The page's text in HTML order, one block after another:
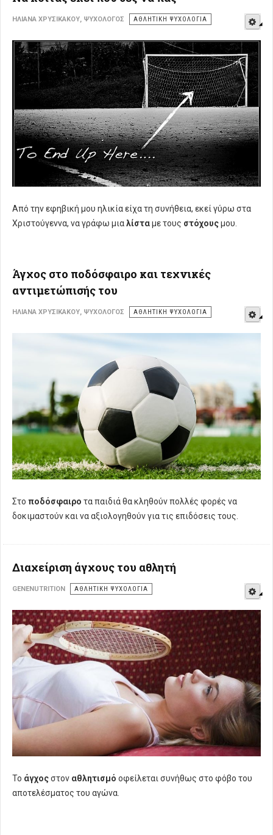
ΗΛΙΆΝΑ ΧΡΥΣΙΚΆΚΟΥ, ΨΥΧΟΛΌΓΟΣ ΑΘΛΗΤΙΚΉ ΨΥΧΟΛΟΓΊΑ
Από την εφηβική μου ηλικία είχα τη συνήθεια, εκεί γύρω στα
Χριστούγεννα, να γράφω μιαλίσταμε τους στόχουςμου.
Άγχος στο ποδόσφαιρο και τεχνικές
αντιμετώπισής του
ΗΛΙΆΝΑ ΧΡΥΣΙΚΆΚΟΥ, ΨΥΧΟΛΌΓΟΣ ΑΘΛΗΤΙΚΉ ΨΥΧΟΛΟΓΊΑ
Στο ποδόσφαιρο τα παιδιά θα κληθούν πολλές φορές να
δοκιμαστούν και να αξιολογηθούν για τις επιδόσεις τους.
Διαχείριση άγχους του αθλητή
GENENUTRITION ΑΘΛΗΤΙΚΉ ΨΥΧΟΛΟΓΊΑ
Το άγχοςστον αθλητισμό οφείλεται συνήθως στο φόβο του
αποτελέσματος του αγώνα.